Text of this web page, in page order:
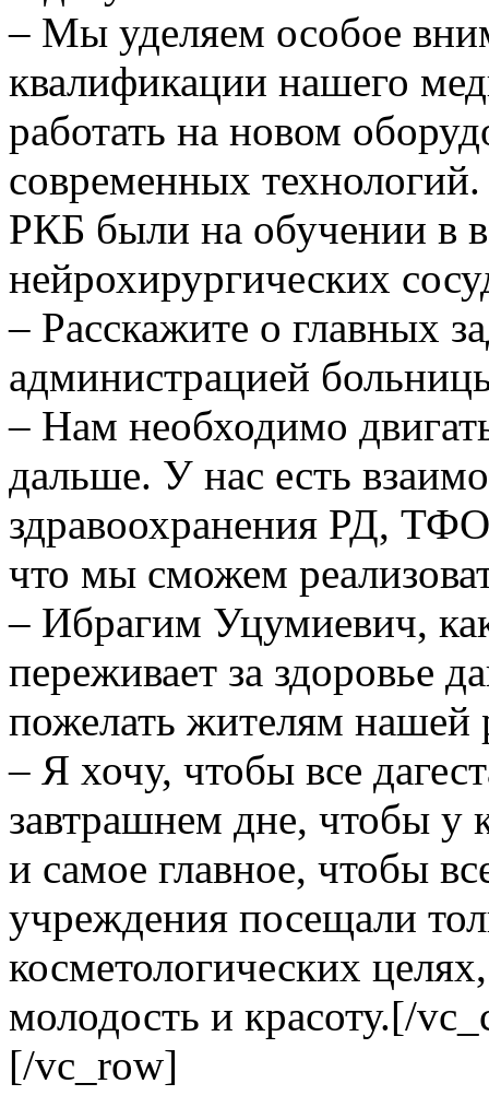
– Мы уделяем особое
квалификации нашего
работать на новом
современных
РКБ были на обучении в
нейрохирургических
– Расскажите о главных
администрацией
– Нам необходимо
дальше. У нас есть
здравоохранения РД,
что мы сможем
– Ибрагим Уцумиевич,
переживает за здоровье
пожелать жителям нашей
– Я хочу, чтобы все
завтрашнем дне, чтобы у
и самое главное, чтобы
учреждения посещали
косметологических
молодость и красоту.[/
[/vc_row]